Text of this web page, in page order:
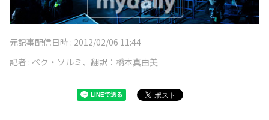
元記事配信日時 : 2012/02/06 11:44
記者 : ペク・ソルミ、翻訳：橋本真由美